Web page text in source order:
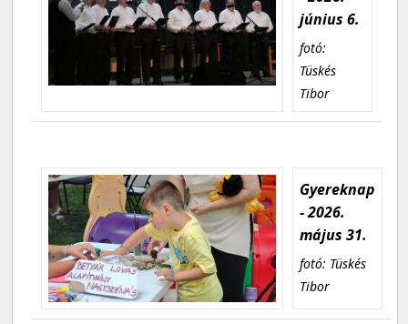
június 6.
fotó:
Tüskés
Tibor
Gyereknap
- 2026.
május 31.
fotó: Tüskés
Tibor